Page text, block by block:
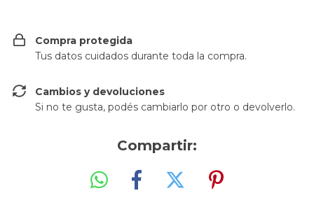
Compra protegida
Tus datos cuidados durante toda la compra.
Cambios y devoluciones
Si no te gusta, podés cambiarlo por otro o devolverlo.
Compartir: